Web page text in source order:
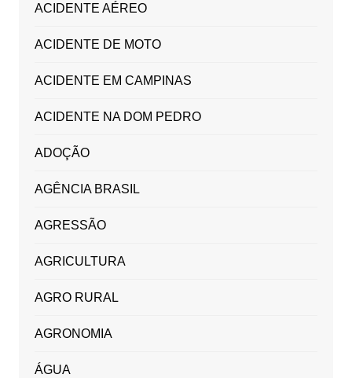
ACIDENTE AÉREO
ACIDENTE DE MOTO
ACIDENTE EM CAMPINAS
ACIDENTE NA DOM PEDRO
ADOÇÃO
AGÊNCIA BRASIL
AGRESSÃO
AGRICULTURA
AGRO RURAL
AGRONOMIA
ÁGUA